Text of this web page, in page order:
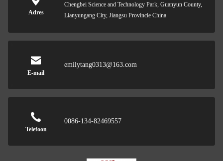
Adres
Chengbei Science and Technology Park, Guanyun County,
Lianyungang City, Jiangsu Provincie China
E-mail
emilytang0313@163.com
Telefoon
0086-134-82469557